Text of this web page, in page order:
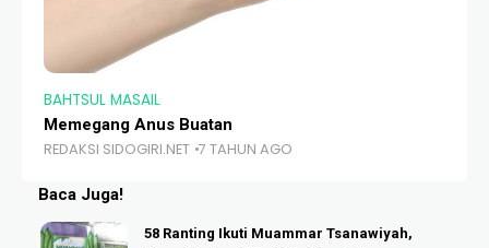
BAHTSUL MASAIL
Memegang Anus Buatan
REDAKSI SIDOGIRI.NET 7 TAHUN AGO
Baca Juga!
58 Ranting Ikuti Muammar Tsanawiyah,